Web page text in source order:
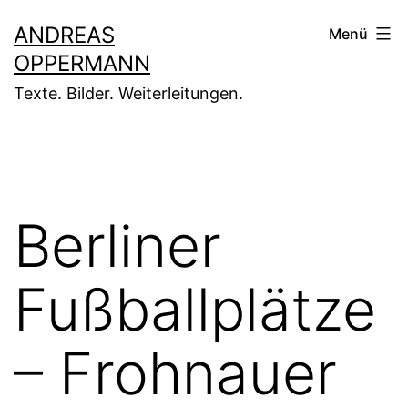
Inhalt
springen
ANDREAS
OPPERMANN
Texte. Bilder. Weiterleitungen.
Menü
Berliner
Fußballplätze
– Frohnauer